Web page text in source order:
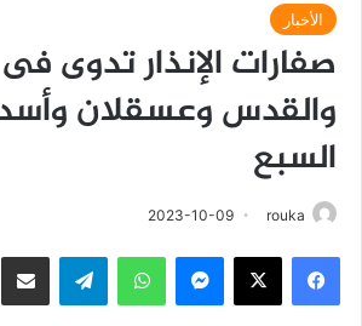
الأخبار
صفارات الإنذار تدوى
والقدس وعسقلان
السبع
rouka
2023-10-09
فيسبوك ‫X ماسنجر واتساب تيلقرام